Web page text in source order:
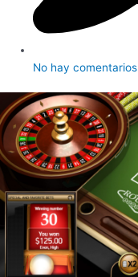
No hay comentarios